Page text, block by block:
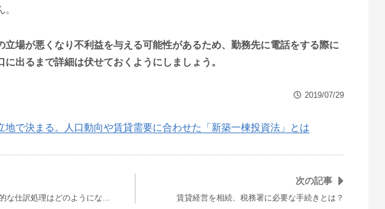
立場が悪くなり不利益を与える可能性があるため、勤務先に電話をする際に
に出るまで詳細は伏せておくようにしましょう。
2019/07/29
地で決まる。人口動向や賃貸需要に合わせた「新築一棟投資法」とは
な仕訳処理はどのようにな…
次の記事
賃貸経営を相続、税務署に必要な手続きとは？